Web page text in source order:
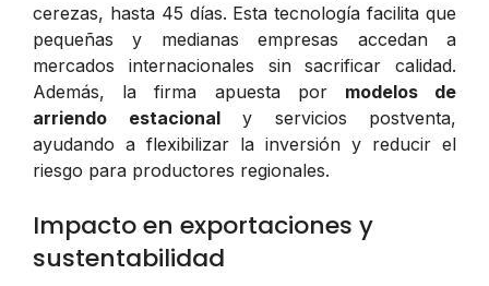
cerezas, hasta 45 días. Esta tecnología facilita que
pequeñas y medianas empresas accedan a
mercados internacionales sin sacrificar calidad.
Además, la firma apuesta por modelos de
arriendo estacionaly servicios postventa,
ayudando a flexibilizar la inversión y reducir el
riesgo para productores regionales.
Impacto en exportaciones y
sustentabilidad